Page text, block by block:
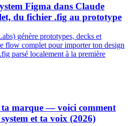
Figma dans Claude
du fichier .fig au prototype
génère prototypes, decks et
flow complet pour importer ton design
parsé localement à la première
ta marque — voici comment
et ta voix (2026)